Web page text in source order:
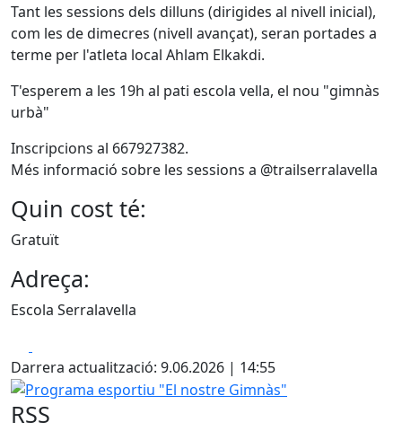
Tant les sessions dels dilluns (dirigides al nivell inicial),
com les de dimecres (nivell avançat), seran portades a
terme per l'atleta local Ahlam Elkakdi.
T'esperem a les 19h al pati escola vella, el nou "gimnàs
urbà"
Inscripcions al 667927382.
Més informació sobre les sessions a @trailserralavella
Quin cost té:
Gratuït
Adreça:
Escola Serralavella
Darrera actualització: 9.06.2026 | 14:55
Programa esportiu "El nostre Gimnàs"
RSS